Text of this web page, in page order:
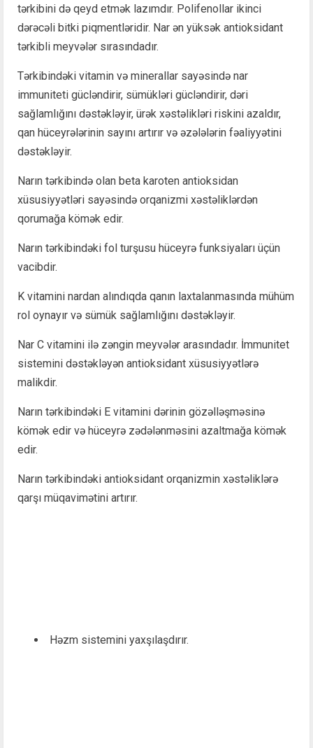
tərkibini də qeyd etmək lazımdır. Polifenollar ikinci
dərəcəli bitki piqmentləridir. Nar ən yüksək antioksidant
tərkibli meyvələr sırasındadır.
Tərkibindəki vitamin və minerallar sayəsində nar
immuniteti gücləndirir, sümükləri gücləndirir, dəri
sağlamlığını dəstəkləyir, ürək xəstəlikləri riskini azaldır,
qan hüceyrələrinin sayını artırır və əzələlərin fəaliyyətini
dəstəkləyir.
Narın tərkibində olan beta karoten antioksidan
xüsusiyyətləri sayəsində orqanizmi xəstəliklərdən
qorumağa kömək edir.
Narın tərkibindəki fol turşusu hüceyrə funksiyaları üçün
vacibdir.
K vitamini nardan alındıqda qanın laxtalanmasında mühüm
rol oynayır və sümük sağlamlığını dəstəkləyir.
Nar C vitamini ilə zəngin meyvələr arasındadır. İmmunitet
sistemini dəstəkləyən antioksidant xüsusiyyətlərə
malikdir.
Narın tərkibindəki E vitamini dərinin gözəlləşməsinə
kömək edir və hüceyrə zədələnməsini azaltmağa kömək
edir.
Narın tərkibindəki antioksidant orqanizmin xəstəliklərə
qarşı müqavimətini artırır.
Həzm sistemini yaxşılaşdırır.